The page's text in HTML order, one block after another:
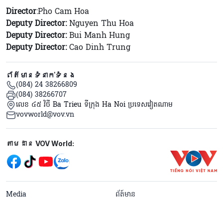
Director:Pho Cam Hoa
Deputy Director:Nguyen Thu Hoa
Deputy Director:Bui Manh Hung
Deputy Director:Cao Dinh Trung
ព័ត៌មានទំនាក់ទំនង
(084) 24 38266809
(084) 38266707
លេខ ៤៥ វិថី Ba Trieu ទីក្រុង Ha Noi ប្រទេសវៀតណាម
vovworld@vov.vn
Mạng xã hội
តាមដាន VOV World:
menu footer tiếng Khmer
Media
ព័ត៍មាន